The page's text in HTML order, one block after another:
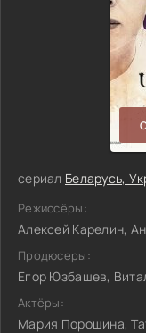
сериал Беларусь,
Режиссёры:
Алексей Карелин,
Продюсеры:
Егор Юзбашев,
Актёры:
Мария Порошина,